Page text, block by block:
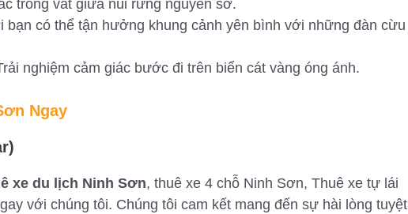
trong vắt giữa núi rừng nguyên sơ.
bạn có thể tận hưởng khung cảnh yên bình với những đàn cừu
nghiệm cảm giác bước đi trên biển cát vàng óng ánh.
Ngay
xe du lịch Ninh Sơn, thuê xe 4 chỗ Ninh Sơn, Thuê xe tự lái
với chúng tôi. Chúng tôi cam kết mang đến sự hài lòng tuyệt